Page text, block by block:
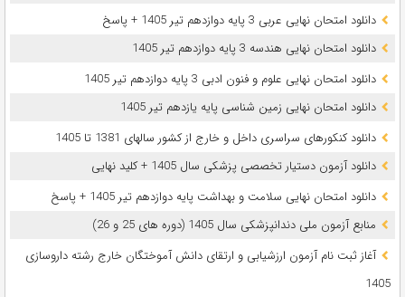
دانلود امتحان نهایی عربی 3 پایه دوازدهم تیر 1405 + پاسخ
دانلود امتحان نهایی هندسه 3 پایه دوازدهم تیر 1405
دانلود امتحان نهایی علوم و فنون ادبی 3 پایه دوازدهم تیر 1405
دانلود امتحان نهایی زمین شناسی پایه یازدهم تیر 1405
دانلود کنکورهای سراسری داخل و خارج از کشور سالهای 1381 تا 1405
دانلود آزمون دستیار تخصصی پزشکی سال 1405 + کلید نهایی
دانلود امتحان نهایی سلامت و بهداشت پایه دوازدهم تیر 1405 + پاسخ
ﻣﻨﺎﺑﻊ آزﻣﻮن ﻣﻠﯽ دندانپزشکی سال 1405 (دوره های 25 و 26)
آغاز ثبت نام آزمون‌ ارزشیابی و ارتقای دانش آموختگان خارج رشته داروسازی
1405